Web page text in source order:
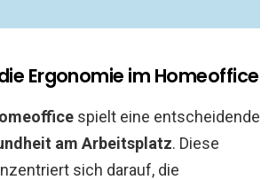
Ergonomie im Homeoffice
spielt eine entscheidende
am Arbeitsplatz. Diese
sich darauf, die